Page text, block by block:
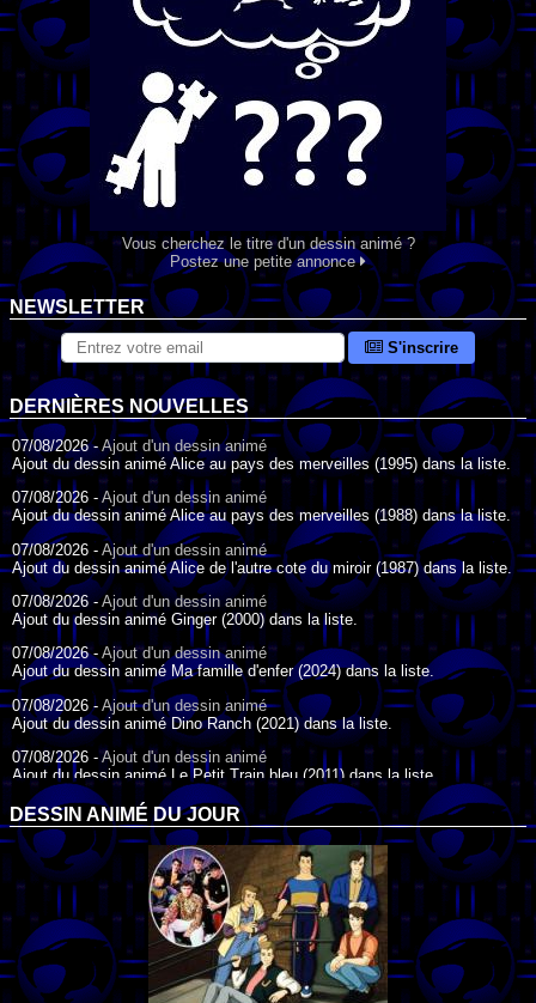
Vous cherchez le titre d'un dessin animé ?
Postez une petite annonce
NEWSLETTER
S'inscrire
DERNIÈRES NOUVELLES
07/08/2026 -Ajout d'un dessin animé
Ajout du dessin animé Alice au pays des merveilles (1995) dans la liste.
07/08/2026 - Ajout d'un dessin animé
Ajout du dessin animé Alice au pays des merveilles (1988) dans la liste.
07/08/2026 - Ajout d'un dessin animé
Ajout du dessin animé Alice de l'autre cote du miroir (1987) dans la liste.
07/08/2026 -Ajout d'un dessin animé
Ajout du dessin animé Ginger (2000) dans la liste.
07/08/2026 - Ajout d'un dessin animé
Ajout du dessin animé Ma famille d'enfer (2024) dans la liste.
07/08/2026 - Ajout d'un dessin animé
Ajout du dessin animé Dino Ranch (2021) dans la liste.
07/08/2026 -Ajout d'un dessin animé
Ajout du dessin animé Le Petit Train bleu (2011) dans la liste.
07/08/2026 -Ajout d'un dessin animé
Ajout du dessin animé Agent Spécial Oso (2009) dans la liste.
17/07/2026 -Ajout d'un dessin animé
Ajout du dessin animé Peter Pan (1988) dans la liste.
17/07/2026 -Ajout d'un dessin animé
Ajout du dessin animé Le Bossu de Notre-Dame (1996) dans la liste.
DESSIN ANIMÉ DU JOUR